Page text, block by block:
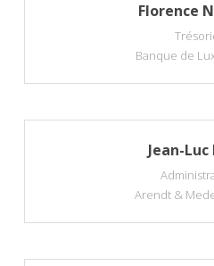
Florence
Banque de
Jean-Luc
Arendt &